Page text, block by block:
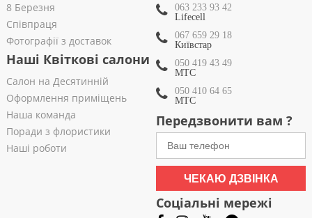
8 Березня
Співпраця
Фотографії з доставок
Наші Квіткові салони
Салон на Десятинній
Оформлення приміщень
Наша команда
Поради з флористики
Наші роботи
063 233 93 42
Lifecell
067 659 29 18
Київстар
050 419 43 49
МТС
050 410 64 65
МТС
Передзвонити вам ?
ЧЕКАЮ ДЗВІНКА
Соціальні мережі